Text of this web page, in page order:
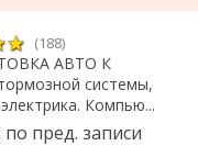
(188)
АВТО К
системы,
Компью...
пред. записи